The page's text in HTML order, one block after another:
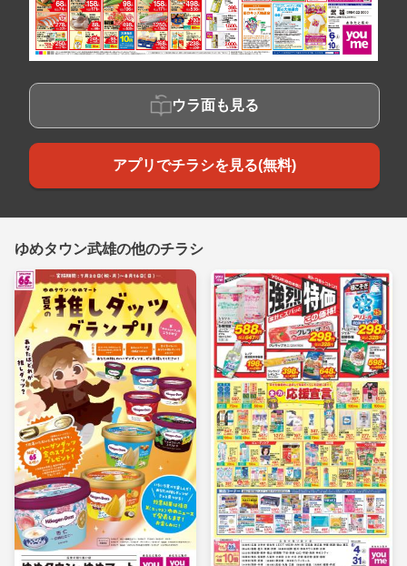
ウラ面も見る
アプリでチラシを見る(無料)
ゆめタウン武雄の他のチラシ